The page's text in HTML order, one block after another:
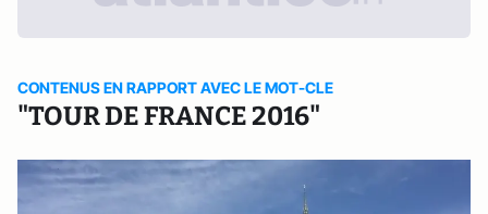
CONTENUS EN RAPPORT AVEC LE MOT-CLE
"TOUR DE FRANCE 2016"